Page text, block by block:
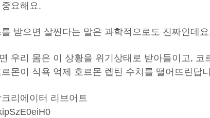
요해요.
받으면 살찐다는 말은 과학적으로도 진짜인데
우리 몸은 이 상황을 위기상태로 받아들이고, 코
몬이 식욕 억제 호르몬 렙틴 수치를 떨어뜨린답
리에이터 리브어트